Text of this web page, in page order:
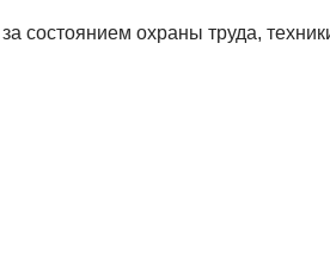
состоянием охраны труда,